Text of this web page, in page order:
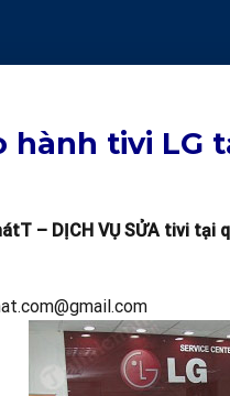
tivi LG
– DỊCH VỤ SỬA tivi tại